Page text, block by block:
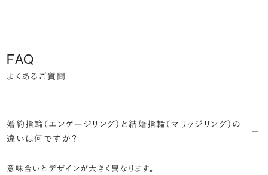
FAQ
よくあるご質問
婚約指輪（エンゲージリング）と結婚指輪（マリッジリング）の
違いは何ですか？
意味合いとデザインが大きく異なります。